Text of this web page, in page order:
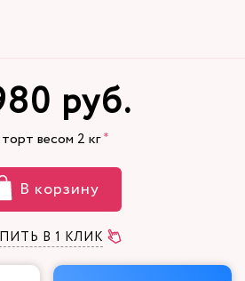
руб.
весом 2 кг
В корзину
В 1 КЛИК